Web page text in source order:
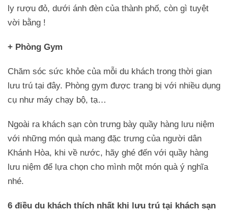
ly rượu đỏ, dưới ánh đèn của thành phố, còn gì tuyệt
vời bằng !
+ Phòng Gym
Chăm sóc sức khỏe của mỗi du khách trong thời gian
lưu trú tại đây. Phòng gym được trang bị với nhiều dụng
cụ như máy chạy bộ, tạ…
Ngoài ra khách sạn còn trưng bày quầy hàng lưu niệm
với những món quà mang đặc trưng của người dân
Khánh Hòa, khi về nước, hãy ghé đến với quầy hàng
lưu niệm để lựa chọn cho mình một món quà ý nghĩa
nhé.
6 điều du khách thích nhất khi lưu trú tại khách sạn